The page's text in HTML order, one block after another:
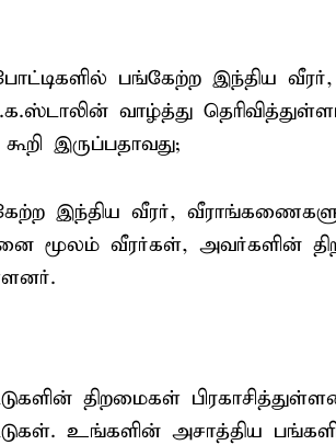
பங்கேற்ற இந்திய வீரர்,
வாழ்த்து
இருப்பதாவது;
இந்திய வீரர்,
மூலம் வீரர்கள், அவர்களின்
திறமைகள்
உங்களின் அசாத்திய